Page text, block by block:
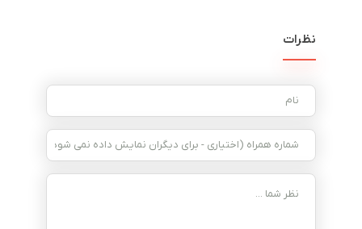
نظرات